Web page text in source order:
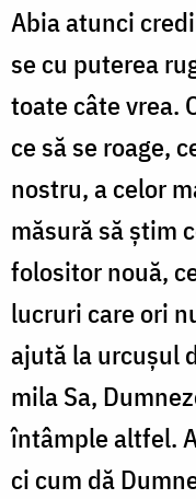
Abia atunci
se cu puterea
toate câte vrea.
ce să se roage,
nostru, a celor
măsură să știm
folositor nouă,
lucruri care ori
ajută la urcușul
mila Sa,
întâmple altfel.
ci cum dă